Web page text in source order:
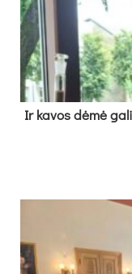
Ir ka­vos dė­mė